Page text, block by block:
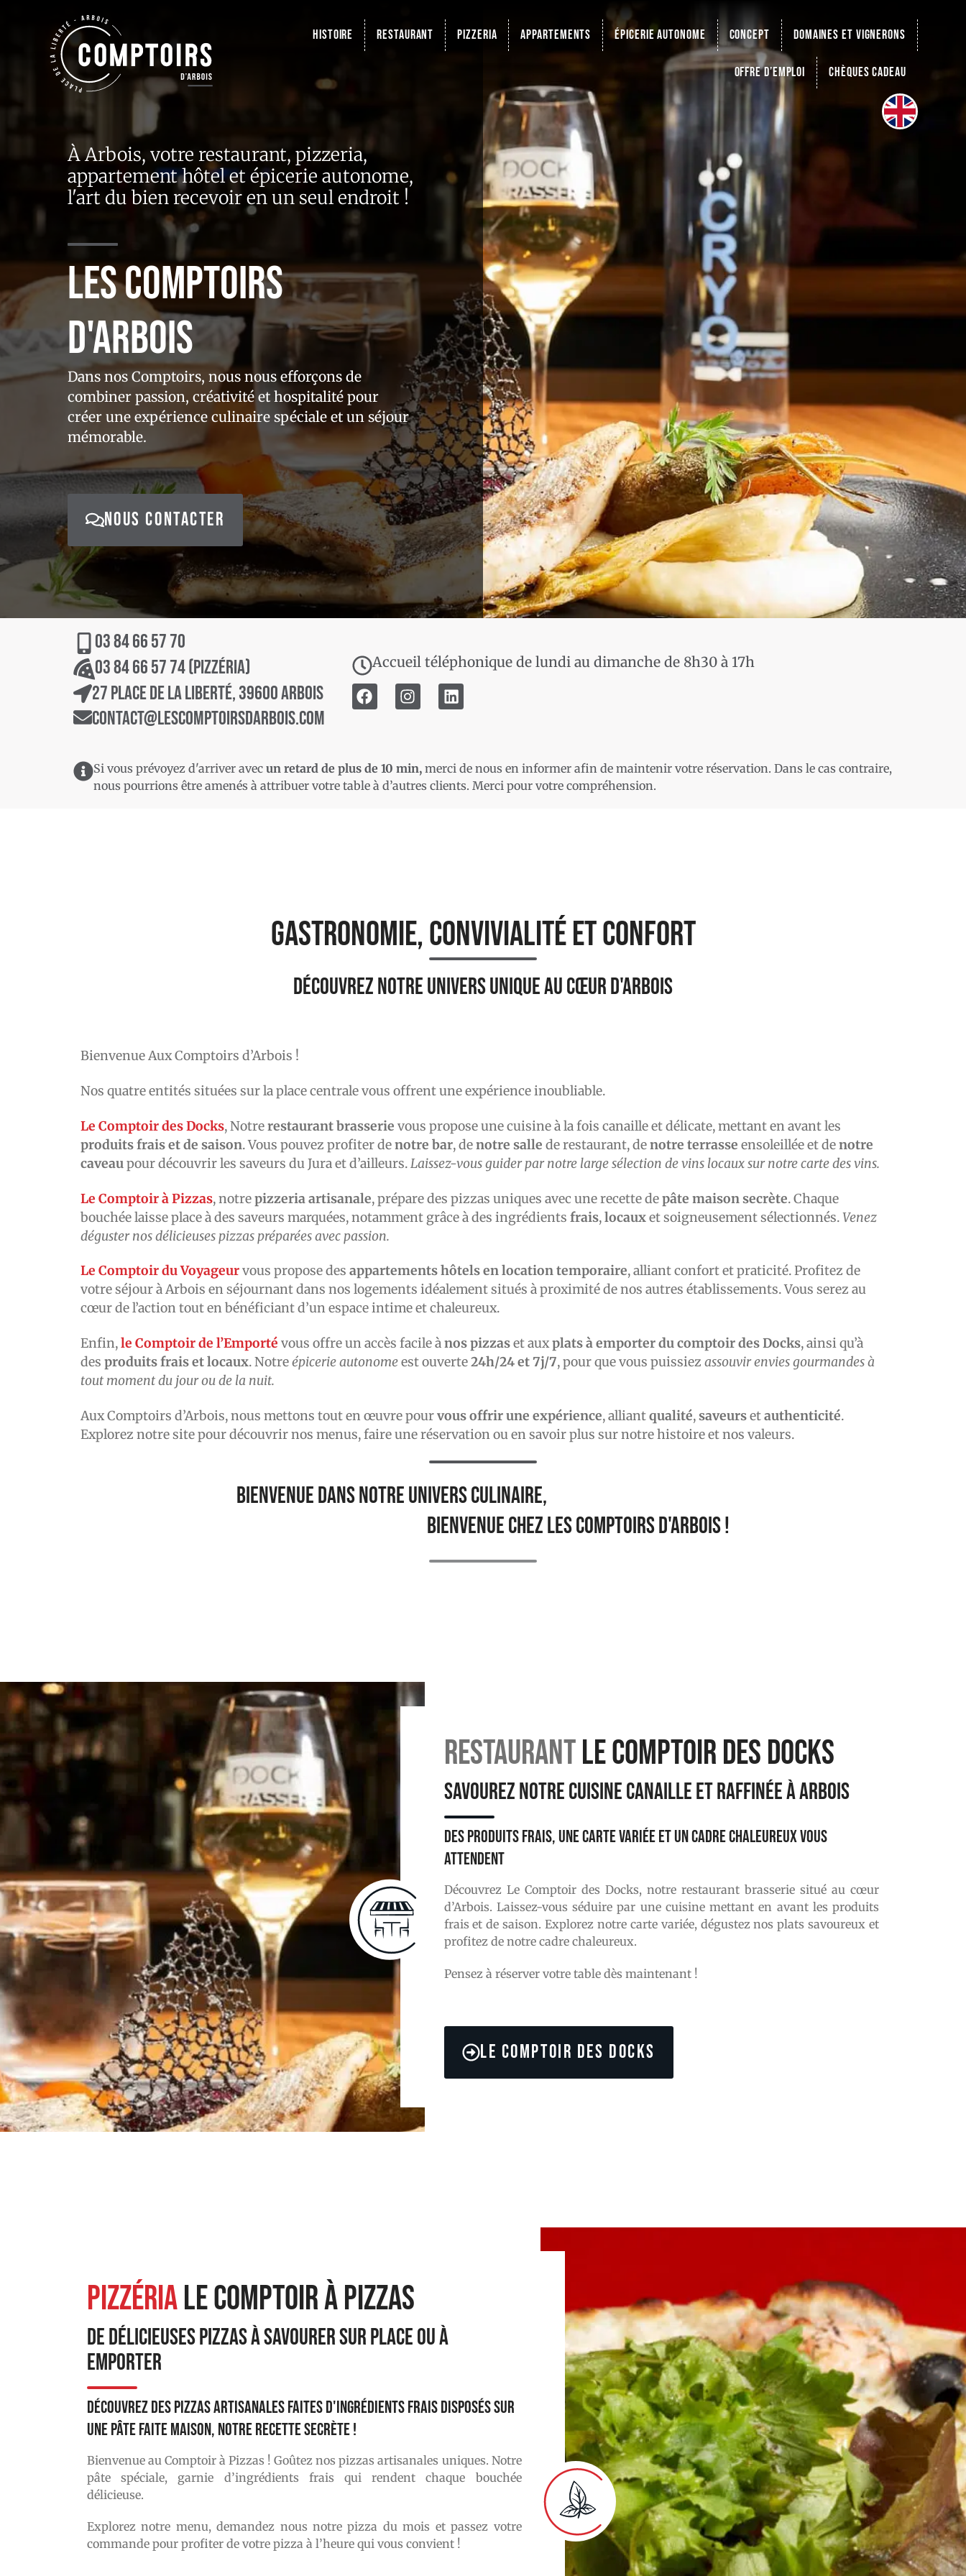
Histoire Restaurant Pizzeria Appartements Épicerie autonome Concept Domaines et vignerons
Offre d’emploi Chèques cadeau
À Arbois, votre restaurant, pizzeria,
appartement hôtel et épicerie autonome,
l'art du bien recevoir en un seul endroit !
Les comptoirs
d'Arbois
Dans nos Comptoirs, nous nous efforçons de
combiner passion, créativité et hospitalité pour
créer une expérience culinaire spéciale et un séjour
mémorable.
NOUS CONTACTER
03 84 66 57 70
03 84 66 57 74 (pizzéria)
27 Place de la Liberté, 39600 Arbois
contact@lescomptoirsdarbois.com
Accueil téléphonique de lundi au dimanche de 8h30 à 17h
Si vous prévoyez d'arriver avec un retard de plus de 10 min, merci de nous en informer afin de maintenir votre réservation. Dans le cas contraire,
nous pourrions être amenés à attribuer votre table à d’autres clients. Merci pour votre compréhension.
Gastronomie, convivialité et confort
Découvrez notre univers unique au cœur d'Arbois
Bienvenue Aux Comptoirs d’Arbois !
Nos quatre entités situées sur la place centrale vous offrent une expérience inoubliable.
Le Comptoir des Docks, Notrerestaurant brasserie vous propose une cuisine à la fois canaille et délicate, mettant en avant les
produits frais et de saison. Vous pouvez profiter denotre bar, denotre salle de restaurant, denotre terrasse ensoleillée et denotre
caveaupour découvrir les saveurs du Jura et d’ailleurs.Laissez-vous guider par notre large sélection de vins locaux sur notre carte des vins.
Le Comptoir à Pizzas, notrepizzeria artisanale, prépare des pizzas uniques avec une recette depâte maison secrète. Chaque
bouchée laisse place à des saveurs marquées, notamment grâce à des ingrédientsfrais,locauxet soigneusement sélectionnés.Venez
déguster nos délicieuses pizzas préparées avec passion.
Le Comptoir du Voyageurvous propose desappartements hôtels en location temporaire, alliant confort et praticité. Profitez de
votre séjour à Arbois en séjournant dans nos logements idéalement situés à proximité de nos autres établissements. Vous serez au
cœur de l’action tout en bénéficiant d’un espace intime et chaleureux.
Enfin,le Comptoir de l’Emporté vous offre un accès facile ànos pizzaset auxplats à emporter du comptoir des Docks, ainsi qu’à
desproduits frais et locaux. Notreépicerie autonomeest ouverte24h/24 et 7j/7, pour que vous puissiezassouvir envies gourmandes à
tout moment du jour ou de la nuit.
Aux Comptoirs d’Arbois, nous mettons tout en œuvre pourvous offrir une expérience, alliantqualité,saveursetauthenticité.
Explorez notre site pour découvrir nos menus, faire une réservation ou en savoir plus sur notre histoire et nos valeurs.
Bienvenue dans notre univers culinaire,
bienvenue chez Les Comptoirs d'Arbois !
Restaurantle comptoir des Docks
SAVOUREZ NOTRE CUISINE CANAILLE ET RAFFINÉE À ARBOIS
Des produits frais, une carte variée et un cadre chaleureux vous
attendent
Découvrez Le Comptoir des Docks, notre restaurant brasserie situé au cœur
d’Arbois. Laissez-vous séduire par une cuisine mettant en avant les produits
frais et de saison. Explorez notre carte variée, dégustez nos plats savoureux et
profitez de notre cadre chaleureux.
Pensez à réserver votre table dès maintenant !
LE COMPTOIR DES DOCKS
PizzériaLe comptoir à Pizzas
DE DÉLICIEUSES PIZZAS À SAVOURER SUR PLACE OU À
EMPORTER
Découvrez des pizzas artisanales faites d'ingrédients frais disposés sur
une pâte faite Maison, notre recette secrète !
Bienvenue au Comptoir à Pizzas ! Goûtez nos pizzas artisanales uniques. Notre
pâte spéciale, garnie d’ingrédients frais qui rendent chaque bouchée
délicieuse.
Explorez notre menu, demandez nous notre pizza du mois et passez votre
commande pour profiter de votre pizza à l’heure qui vous convient !